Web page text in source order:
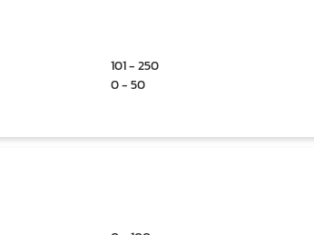
101 - 250
0 - 50